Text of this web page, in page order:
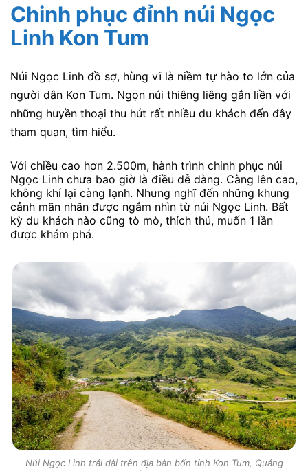
Chinh phục đỉnh núi Ngọc
Linh Kon Tum
Núi Ngọc Linh đồ sợ, hùng vĩ là niềm tự hào to lớn của
người dân Kon Tum. Ngọn núi thiêng liêng gắn liền với
những huyền thoại thu hút rất nhiều du khách đến đây
tham quan, tìm hiểu.
Với chiều cao hơn 2.500m, hành trình chinh phục núi
Ngọc Linh chưa bao giờ là điều dễ dàng. Càng lên cao,
không khí lại càng lạnh. Nhưng nghĩ đến những khung
cảnh mãn nhãn được ngắm nhìn từ núi Ngọc Linh. Bất
kỳ du khách nào cũng tò mò, thích thú, muốn 1 lần
được khám phá.
Núi Ngọc Linh trải dài trên địa bàn bốn tỉnh Kon Tum, Quảng